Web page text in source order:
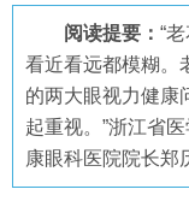
阅读提要： “
看近看远都模糊。
的两大眼视力健康
起重视。”浙江省
康眼科医院院长郑